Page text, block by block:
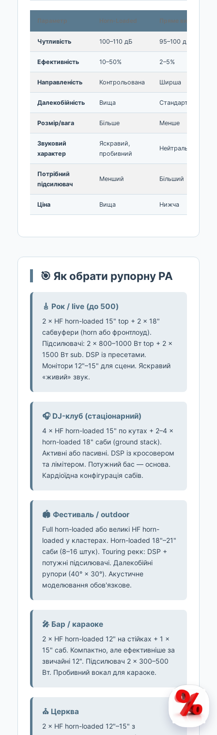
Параметр Horn-Loaded Пряме випромін.
Чутливість 100–110 дБ 95–100 дБ
Ефективність 10–50% 2–5%
Направленість Контрольована Ширша
Далекобійність Вища Стандартна
Розмір/вага Більше Менше
Звуковий
характер
Яскравий,
пробивний
Нейтральний
Потрібний
підсилювач
Менший Більший
Ціна Вища Нижча
🎯 Як обрати рупорну PA
🎸 Рок / live (до 500)
2 × HF horn-loaded 15" top + 2 × 18"
сабвуфери (horn або фронтлоуд).
Підсилювачі: 2 × 800–1000 Вт top + 2 ×
1500 Вт sub. DSP із пресетами.
Монітори 12"–15" для сцени. Яскравий
«живий» звук.
🎧 DJ-клуб (стаціонарний)
4 × HF horn-loaded 15" по кутах + 2–4 ×
horn-loaded 18" саби (ground stack).
Активні або пасивні. DSP із кросовером
та лімітером. Потужний бас — основа.
Кардіоїдна конфігурація сабів.
🏟️ Фестиваль / outdoor
Full horn-loaded або великі HF horn-
loaded у кластерах. Horn-loaded 18"–21"
саби (8–16 штук). Touring рекк: DSP +
потужні підсилювачі. Далекобійні
рупори (40° × 30°). Акустичне
моделювання обов'язкове.
🎤 Бар / караоке
2 × HF horn-loaded 12" на стійках + 1 ×
15" саб. Компактно, але ефективніше за
звичайні 12". Підсилювач 2 × 300–500
Вт. Пробивний вокал для караоке.
⛪ Церква
2 × HF horn-loaded 12"–15" з